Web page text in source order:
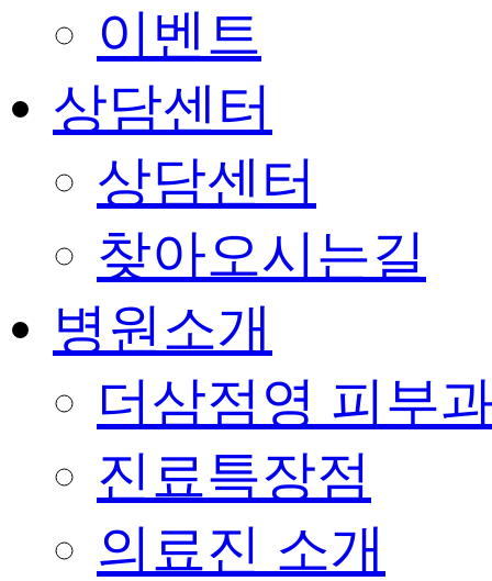
이벤트
상담센터
상담센터
찾아오시는길
병원소개
더삼점영 피부
진료특장점
의료진 소개